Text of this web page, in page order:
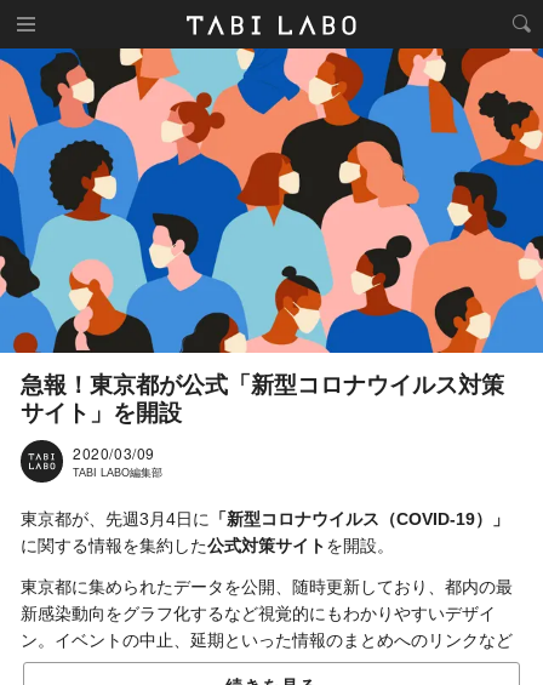
急報！東京都が公式「新型コロナウイルス対策
サイト」を開設
2020/03/09
TABI LABO編集部
東京都が、先週3月4日に 「新型コロナウイルス（COVID-19）」
に関する情報を集約した公式対策サイトを開設。
東京都に集められたデータを公開、随時更新しており、都内の最
新感染動向をグラフ化するなど視覚的にもわかりやすいデザイ
ン。イベントの中止、延期といった情報のまとめへのリンクなど
も用意されている。